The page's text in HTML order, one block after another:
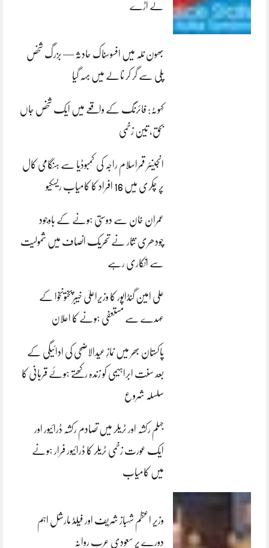
لے اڑے
بھون نلہ میں افسوسناک حادثہ — بزرگ شخص
پلی سے گر کر نالے میں بہہ گیا
کہوٹہ: فائرنگ کے واقعے میں ایک شخص جاں
بحق، تین زخمی
انجینئر قمراسلام راجہ کی کمبوڈیا سے ہنگامی کال
پر چکری میں 16 افراد کا کامیاب ریسکیو
عمران خان سے دوستی ہونے کے باوجود
چودھری نثار نے تحریک انصاف میں شمولیت
سے انکاری رہے
علی امین گنڈاپور کا وزیراعلیٰ خیبرپختونخوا کے
عہدے سے مستعفی ہونے کا اعلان
پاکستان بھر میں نمازِ عیدالاضحی کی ادائیگی کے
بعد سنتِ ابراہیمی کو زندہ رکھتے ہوئے قربانی کا
سلسلہ شروع
جہلم رکشہ اور ٹریلر میں تصادم رکشہ ڈرائیور اور
ایک عورت زخمی ٹریلر کا ڈرائیور فرار ہونے
میں کامیاب
وزیر اعظم شہباز شریف اور فیلڈ مارشل اہم
دورے پر سعودی عرب روانہ